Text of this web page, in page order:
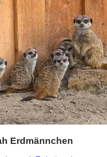
Erdmännchen